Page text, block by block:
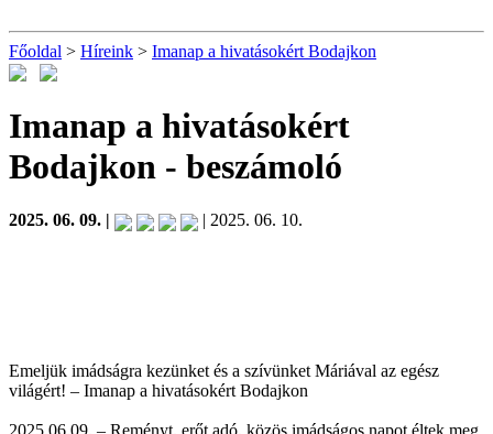
Főoldal > Híreink > Imanap a hivatásokért Bodajkon
Imanap a hivatásokért
Bodajkon - beszámoló
2025. 06. 09. | | 2025. 06. 10.
Emeljük imádságra kezünket és a szívünket Máriával az egész
világért! – Imanap a hivatásokért Bodajkon
2025.06.09. – Reményt, erőt adó, közös imádságos napot éltek meg